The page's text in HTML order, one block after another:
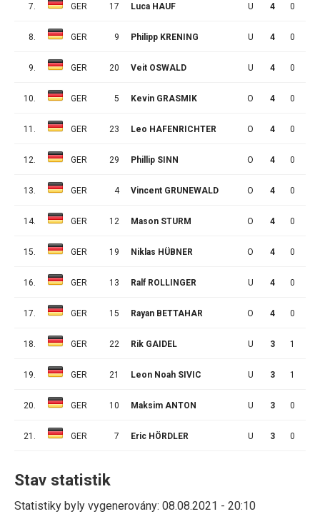
7. GER 17 Luca HAUF U 4 0
8. GER 9 Philipp KRENING U 4 0
9. GER 20 Veit OSWALD U 4 0
10. GER 5 Kevin GRASMIK O 4 0
11. GER 23 Leo HAFENRICHTER O 4 0
12. GER 29 Phillip SINN O 4 0
13. GER 4 Vincent GRUNEWALD O 4 0
14. GER 12 Mason STURM O 4 0
15. GER 19 Niklas HÜBNER O 4 0
16. GER 13 Ralf ROLLINGER U 4 0
17. GER 15 Rayan BETTAHAR O 4 0
18. GER 22 Rik GAIDEL U 3 1
19. GER 21 Leon Noah SIVIC U 3 1
20. GER 10 Maksim ANTON U 3 0
21. GER 7 Eric HÖRDLER U 3 0
Stav statistik
Statistiky byly vygenerovány: 08.08.2021 - 20:10